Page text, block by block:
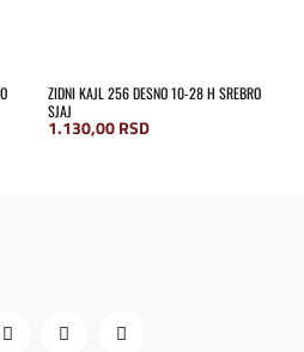
ZIDNI KAJL 256 DESNO 10-28 H SREBRO
SJAJ
1.130,00RSD